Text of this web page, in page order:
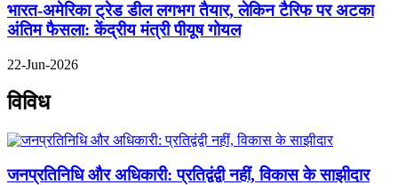
भारत-अमेरिका ट्रेड डील लगभग तैयार, लेकिन टैरिफ पर अटका
अंतिम फैसला: केंद्रीय मंत्री पीयूष गोयल
22-Jun-2026
विविध
जनप्रतिनिधि और अधिकारी: प्रतिद्वंद्वी नहीं, विकास के साझीदार